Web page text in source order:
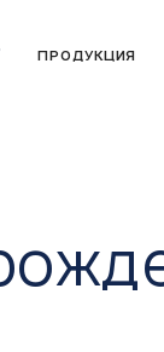
ПРОДУКЦИЯ